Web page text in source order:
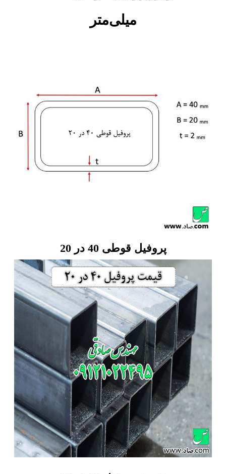
میلی‌متر
پروفیل قوطی 40 در 20